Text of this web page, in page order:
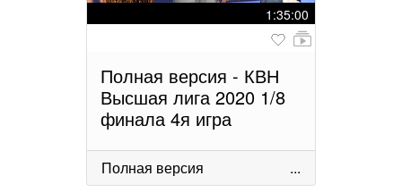
1:35:00
Полная версия - КВН
Высшая лига 2020 1/8
финала 4я игра
Полная версия ...